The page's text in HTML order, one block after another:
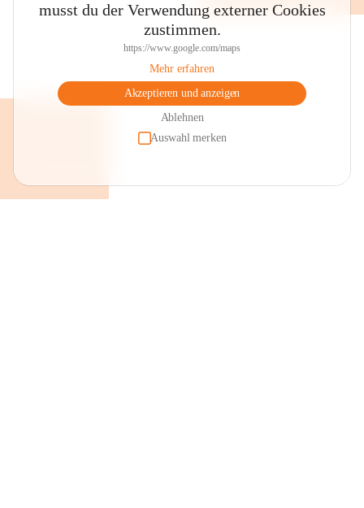
musst du der Verwendung externer Cookies
zustimmen.
https://www.google.com/maps
Mehr erfahren
Akzeptieren und anzeigen
Ablehnen
Auswahl merken